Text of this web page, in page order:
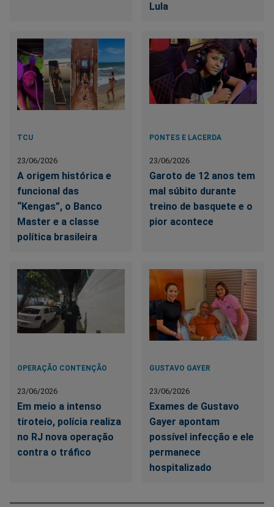
Lula
TCU
23/06/2026
A origem histórica e
funcional das
“Kengas”, o Banco
Master e a classe
política brasileira
PONTES E LACERDA
23/06/2026
Garoto de 12 anos tem
mal súbito durante
treino de basquete e o
pior acontece
OPERAÇÃO CONTENÇÃO
23/06/2026
Em meio a intenso
tiroteio, polícia realiza
no RJ nova operação
contra o tráfico
GUSTAVO GAYER
23/06/2026
Exames de Gustavo
Gayer apontam
possível infecção e ele
permanece
hospitalizado